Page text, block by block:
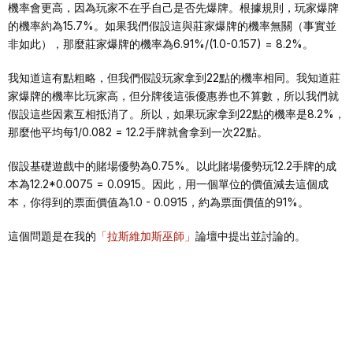
機率會更高，因為玩家不在乎自己是否先爆牌。根據規則，玩家爆牌
的機率約為15.7%。如果我們假設這與莊家爆牌的機率無關（事實並
非如此），那麼莊家爆牌的機率為6.91%/(1.0-0.157) = 8.2%。
我知道這有點粗略，但我們假設玩家拿到22點的機率相同。我知道莊
家爆牌的機率比玩家高，但分牌後這張優惠券也不算數，所以我們就
假設這些因素互相抵消了。所以，如果玩家拿到22點的機率是8.2%，
那麼他平均每1/0.082 = 12.2手牌就會拿到一次22點。
假設基礎遊戲中的賭場優勢為0.75%。以此賭場優勢玩12.2手牌的成
本為12.2*0.0075 = 0.0915。因此，用一個單位的價值減去這個成
本，你得到的票面價值為1.0 - 0.0915，約為票面價值的91%。
這個問題是在我的 「拉斯維加斯巫師」 論壇中提出並討論的。